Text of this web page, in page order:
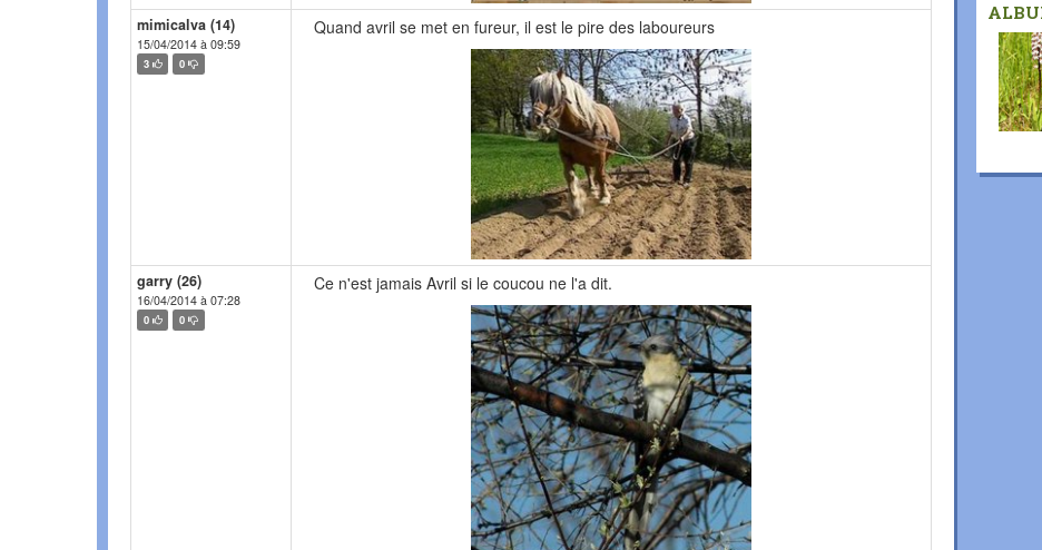
mimicalva (14)
15/04/2014 à 09:59
3 0
Quand avril se met en fureur, il est le pire des laboureurs
garry (26)
16/04/2014 à 07:28
0 0
Ce n'est jamais Avril si le coucou ne l'a dit.